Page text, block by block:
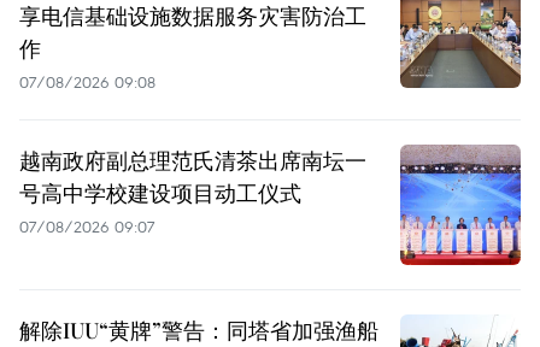
享电信基础设施数据服务灾害防治工
作
07/08/2026 09:08
越南政府副总理范氏清茶出席南坛一
号高中学校建设项目动工仪式
07/08/2026 09:07
解除IUU“黄牌”警告：同塔省加强渔船